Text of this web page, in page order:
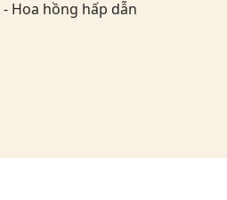
Hoa hồng hấp dẫn